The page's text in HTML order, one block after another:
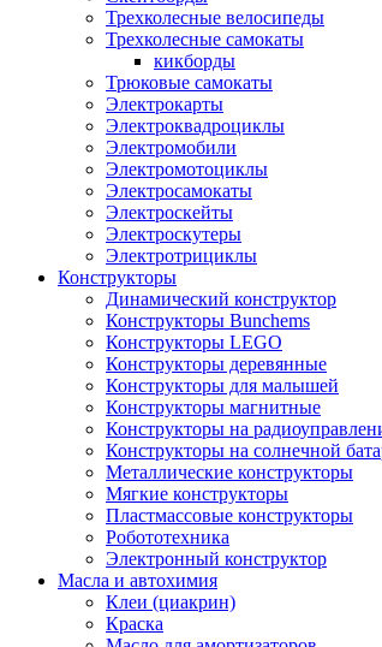
Трехколесные велосипеды
Трехколесные самокаты
кикборды
Трюковые самокаты
Электрокарты
Электроквадроциклы
Электромобили
Электромотоциклы
Электросамокаты
Электроскейты
Электроскутеры
Электротрициклы
Конструкторы
Динамический конструктор
Конструкторы Bunchems
Конструкторы LEGO
Конструкторы деревянные
Конструкторы для малышей
Конструкторы магнитные
Конструкторы на
Конструкторы на солнечной
Металлические конструкторы
Мягкие конструкторы
Пластмассовые конструкторы
Робототехника
Электронный конструктор
Масла и автохимия
Клеи (циакрин)
Краска